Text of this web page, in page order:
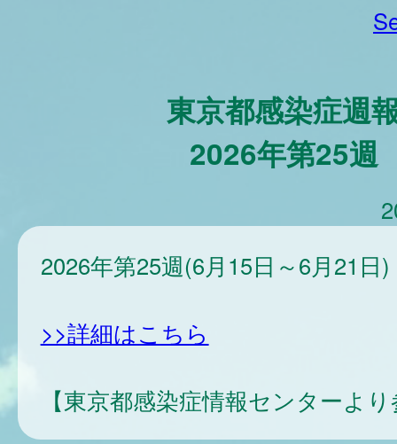
東京都感染症週
2026年第25週
2026年第25週(6月15日～6月21日)
>>詳細はこちら
【東京都感染症情報センターよ